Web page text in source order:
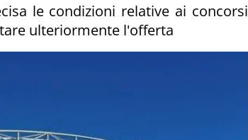
le condizioni relative ai concorsi
ulteriormente l'offerta